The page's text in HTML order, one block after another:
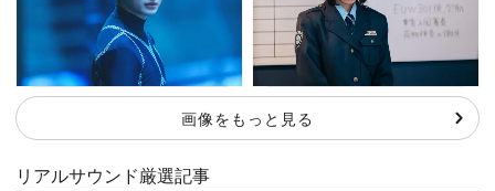
画像をもっと見る
リアルサウンド厳選記事